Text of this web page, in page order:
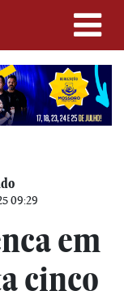
09:29
em
cinco